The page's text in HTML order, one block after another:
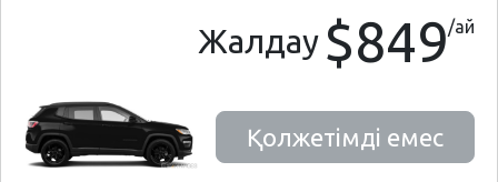
Жалдау $849/ай
Қолжетімді емес